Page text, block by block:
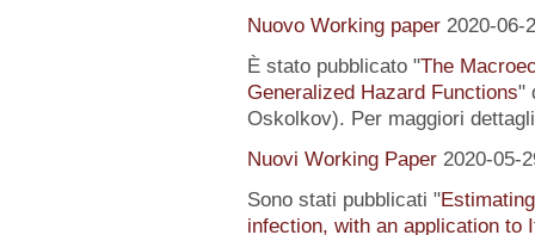
Nuovo Working paper 2020-06-
È stato pubblicato "The
Generalized Hazard Functions"
Oskolkov). Per maggiori
Nuovi Working Paper 2020-05-
Sono stati pubblicati "
infection, with an application to